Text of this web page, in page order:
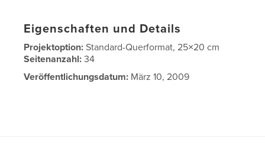
Eigenschaften und Details
Projektoption:Standard-Querformat, 25×20 cm
Seitenanzahl:34
Veröffentlichungsdatum: März 10, 2009